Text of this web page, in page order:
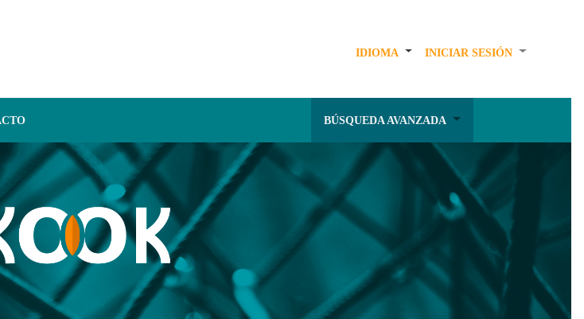
IDIOMA INICIAR SESIÓN
BÚSQUEDA AVANZADA